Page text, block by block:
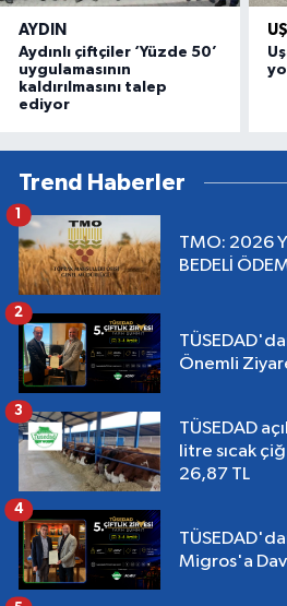
AYDIN
Aydınlı çiftçiler ‘Yüzde 50’
uygulamasının
kaldırılmasını talep
ediyor
Trend Haberler
TMO: 2026
BEDELİ
1
Önemli
2
TÜSEDAD
litre sıcak
26,87 TL
3
Migros'a
4